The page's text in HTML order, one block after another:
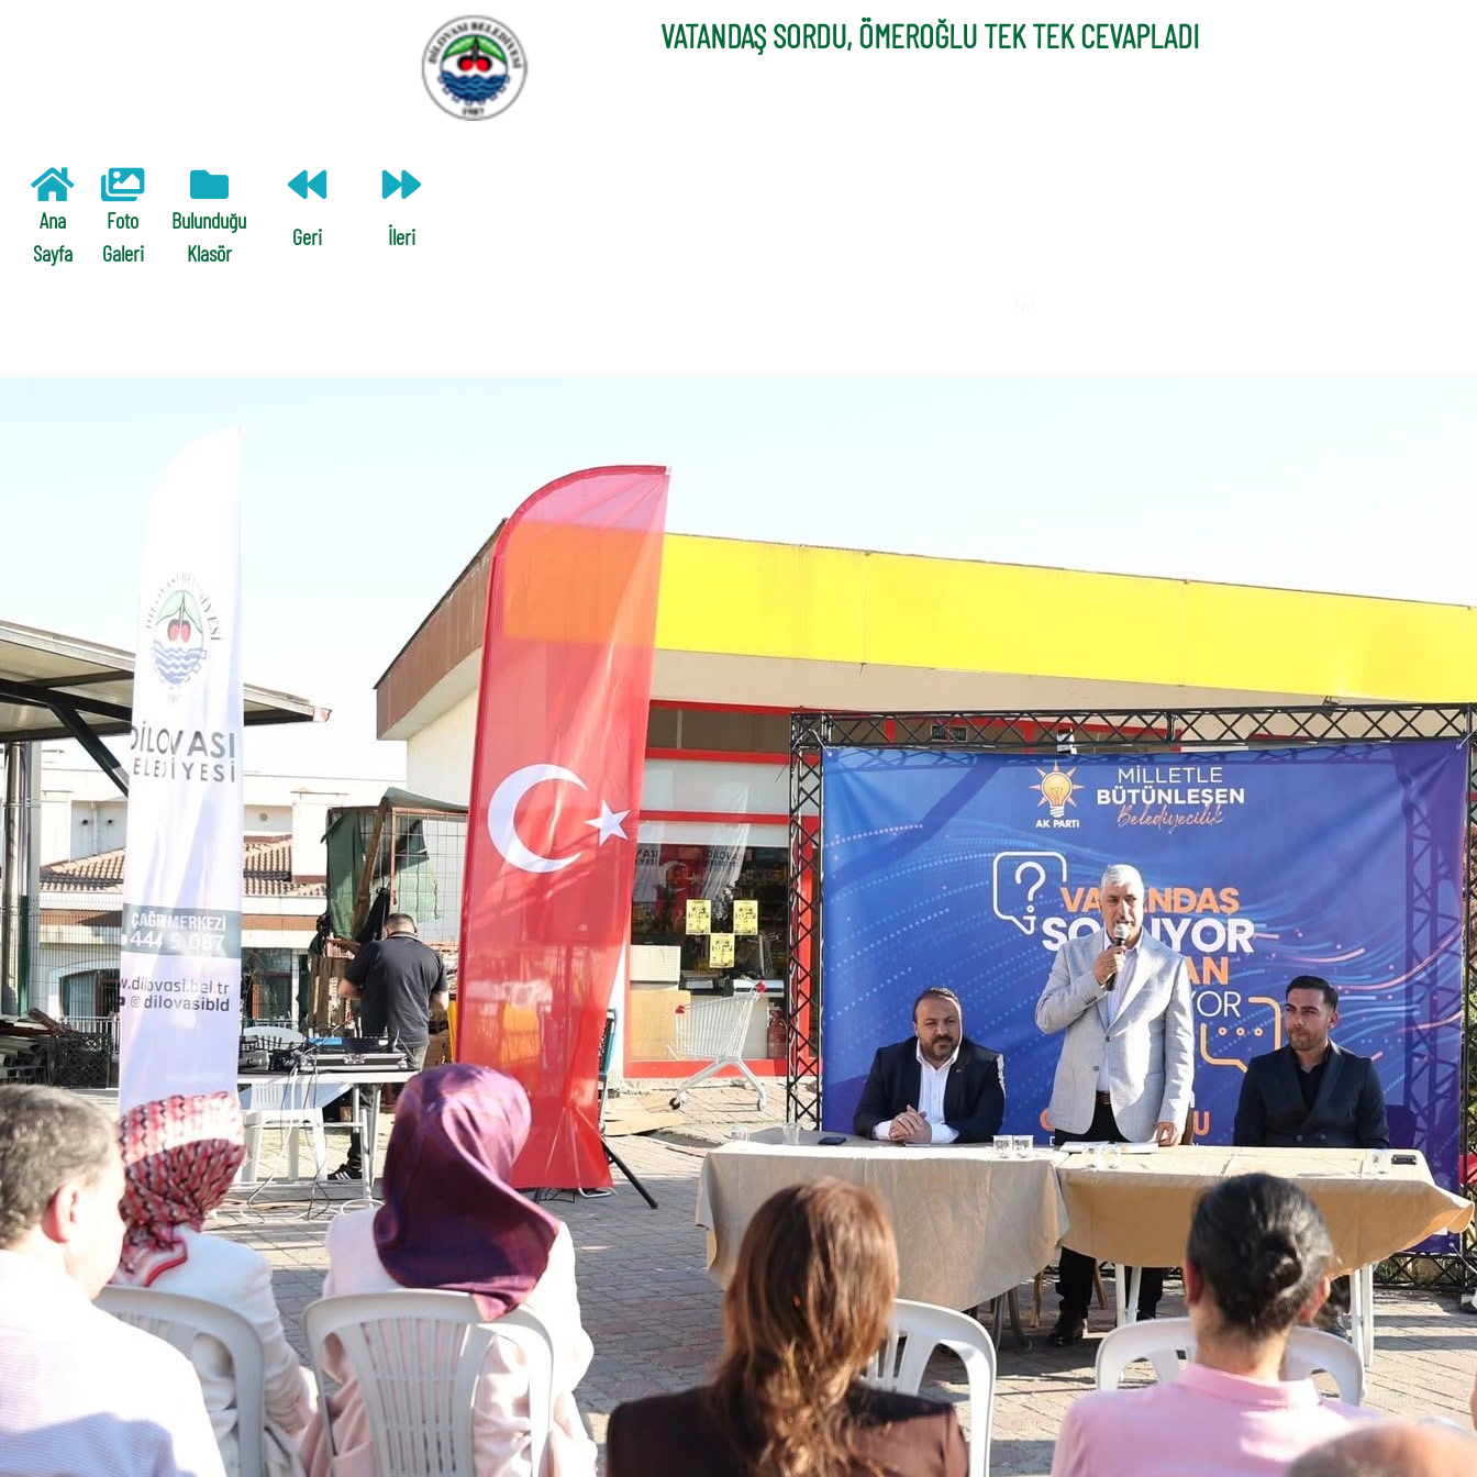
VATANDAŞ SORDU, ÖMEROĞLU TEK TEK CEVAPLADI
Ana
Sayfa
Foto
Galeri
Bulunduğu
Klasör
Geri İleri